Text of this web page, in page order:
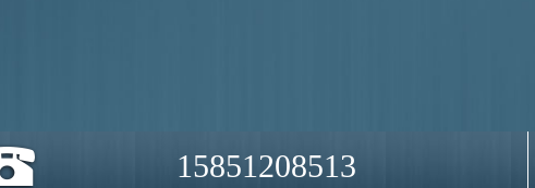
15851208513